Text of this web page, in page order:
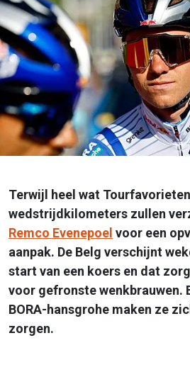
Terwijl heel wat
wedstrijdkilometers zullen
Remco Evenepoel voor een
aanpak. De Belg verschijnt
start van een koers en dat
voor gefronste wenkbrauwen.
BORA-hansgrohe maken ze
zorgen.